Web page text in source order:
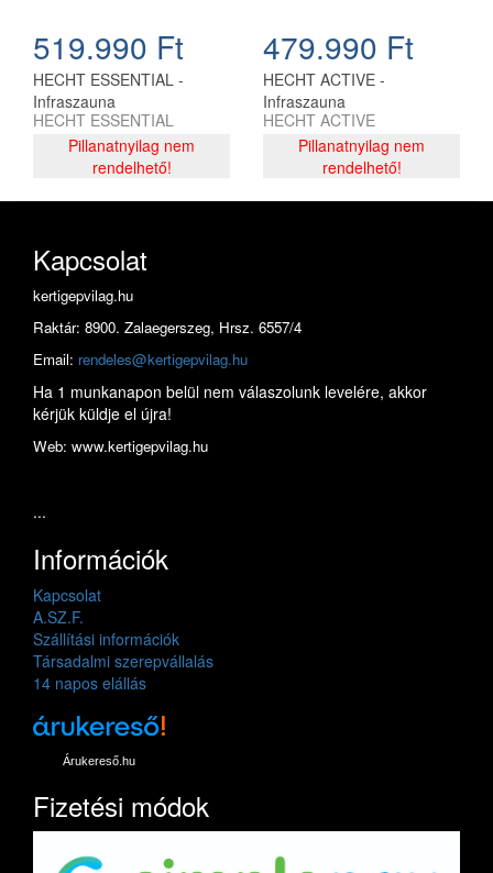
519.990 Ft
HECHT ESSENTIAL -
Infraszauna
HECHT ESSENTIAL
Pillanatnyilag nem
rendelhető!
479.990 Ft
HECHT ACTIVE -
Infraszauna
HECHT ACTIVE
Pillanatnyilag nem
rendelhető!
Kapcsolat
kertigepvilag.hu
Raktár: 8900. Zalaegerszeg, Hrsz. 6557/4
Email: rendeles@kertigepvilag.hu
Ha 1 munkanapon belül nem válaszolunk levelére, akkor
kérjük küldje el újra!
Web: www.kertigepvilag.hu
...
Információk
Kapcsolat
A.SZ.F.
Szállítási információk
Társadalmi szerepvállalás
14 napos elállás
Árukereső.hu
Fizetési módok